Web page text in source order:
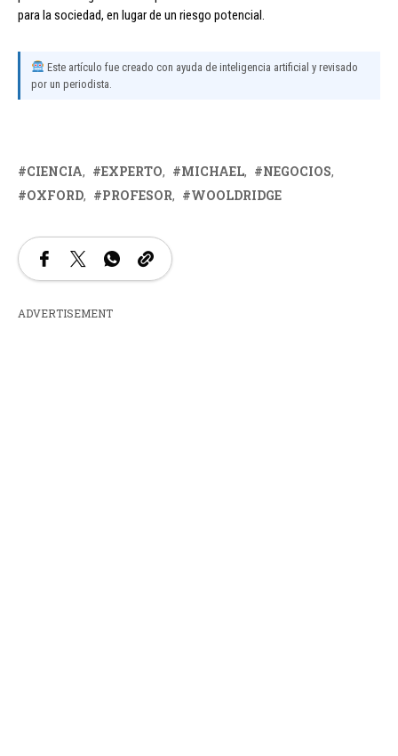
para la sociedad, en lugar de un riesgo potencial.
Este artículo fue creado con ayuda de inteligencia artificial y revisado
por un periodista.
CIENCIA EXPERTO MICHAEL
NEGOCIOS
OXFORD
PROFESOR WOOLDRIDGE
ADVERTISEMENT